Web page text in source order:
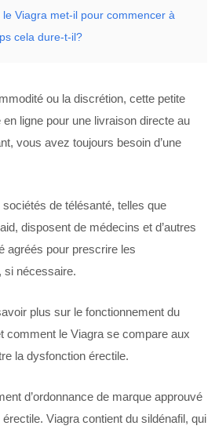
Viagra met-il pour commencer à
cela dure-t-il?
ou la discrétion, cette petite
ligne pour une livraison directe au
vous avez toujours besoin d’une
de télésanté, telles que
disposent de médecins et d’autres
agréés pour prescrire les
si nécessaire.
plus sur le fonctionnement du
comment le Viagra se compare aux
la dysfonction érectile.
d’ordonnance de marque approuvé
Viagra contient du sildénafil, qui